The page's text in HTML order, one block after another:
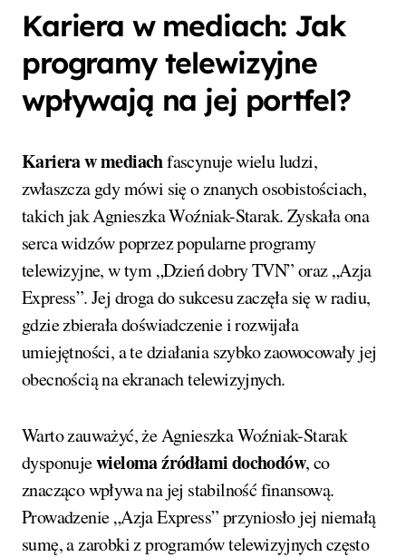
Kariera w mediach: Jak
programy telewizyjne
wpływają na jej portfel?
Kariera w mediachfascynuje wielu ludzi,
zwłaszcza gdy mówi się o znanych osobistościach,
takich jak Agnieszka Woźniak-Starak. Zyskała ona
serca widzów poprzez popularne programy
telewizyjne, w tym „Dzień dobry TVN” oraz „Azja
Express”. Jej droga do sukcesu zaczęła się w radiu,
gdzie zbierała doświadczenie i rozwijała
umiejętności, a te działania szybko zaowocowały jej
obecnością na ekranach telewizyjnych.
Warto zauważyć, że Agnieszka Woźniak-Starak
dysponujewieloma źródłami dochodów, co
znacząco wpływa na jej stabilność finansową.
Prowadzenie „Azja Express” przyniosło jej niemałą
sumę, a zarobki z programów telewizyjnych często